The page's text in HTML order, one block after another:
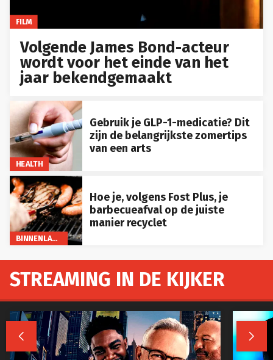
FILM
Volgende James Bond-acteur
wordt voor het einde van het
jaar bekendgemaakt
HEALTH
Gebruik je GLP-1-medicatie? Dit
zijn de belangrijkste zomertips
van een arts
BINNENLAND
Hoe je, volgens Fost Plus, je
barbecueafval op de juiste
manier recyclet
STREAMING IN DE KIJKER
 